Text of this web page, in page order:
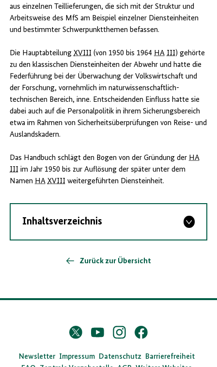
aus einzelnen Teillieferungen, die sich mit der Struktur und
Arbeitsweise des MfS am Beispiel einzelner Diensteinheiten
und bestimmter Schwerpunktthemen befassen.
Die Hauptabteilung XVIII (von 1950 bis 1964 HA III) gehörte
zu den klassischen Diensteinheiten der Abwehr und hatte die
Federführung bei der Überwachung der Volkswirtschaft und
der Forschung, vornehmlich im naturwissenschaftlich-
technischen Bereich, inne. Entscheidenden Einfluss hatte sie
dabei auch auf die Personalpolitik in ihrem Sicherungsbereich
etwa im Rahmen von Sicherheitsüberprüfungen von Reise- und
Auslandskadern.
Das Handbuch schlägt den Bogen von der Gründung der HA
III im Jahr 1950 bis zur Auflösung der später unter dem
Namen HA XVIII weitergeführten Diensteinheit.
Inhaltsverzeichnis
Zurück zur Übersicht
D
s
Twitter
X
YouTubeInstagramFacebook
Newsletter Impressum Datenschutz
Barrierefreiheit